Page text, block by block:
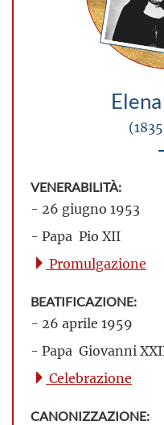
VENERABILITÀ:
- 26 giugno 1953
- Papa Pio XII
Promulgazione
BEATIFICAZIONE:
- 26 aprile 1959
- Papa Giovanni
Celebrazione
CANONIZZAZIONE: